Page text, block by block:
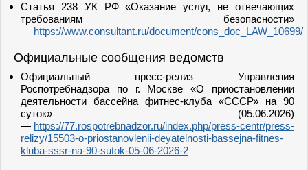
Статья 238 УК РФ «Оказание услуг, не отвечающих
требованиям безопасности»
— https://www.consultant.ru/document/cons_doc_LAW_10699/
Официальные сообщения ведомств
Официальный пресс-релиз Управления
Роспотребнадзора по г. Москве «О приостановлении
деятельности бассейна фитнес-клуба «СССР» на 90
суток» (05.06.2026)
— https://77.rospotrebnadzor.ru/index.php/press-centr/press-
relizy/15503-o-priostanovlenii-deyatelnosti-bassejna-fitnes-
kluba-sssr-na-90-sutok-05-06-2026-2